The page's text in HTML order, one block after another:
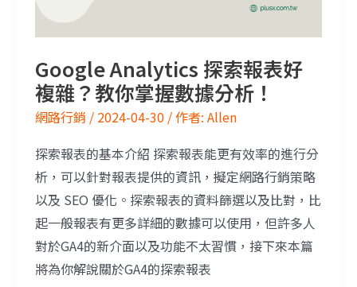
Google Analytics 探索報表好
複雜？教你掌握數據分析！
網路行銷 / 2024-04-30 / 作者: Allen
探索報表的基本介紹 探索報表能更有效率的進行分
析，可以針對報表提供的資訊，擬定網路行銷策略
以及 SEO 優化。探索報表的資料篩選以及比對，比
起一般報表有更多詳細的數據可以使用，但許多人
對於GA4的新介面以及功能不太習慣，接下來本篇
將為你解說關於GA4的探索報表